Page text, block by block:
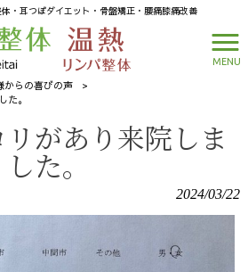
・耳つぼダイエット・骨盤矯正・腰痛膝痛改善
MENU
からの喜びの声
>
た。
があり来院しま
した。
2024/03/22